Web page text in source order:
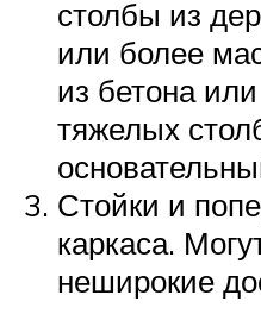
столбы из
или более
из бетона
тяжелых
Стойки и
каркаса.
неширокие